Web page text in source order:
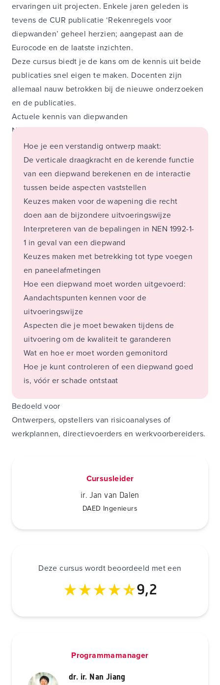
ervaringen uit projecten. Enkele jaren geleden is
tevens de CUR publicatie ‘Rekenregels voor
diepwanden’ geheel herzien; aangepast aan de
Eurocode en de laatste inzichten.
Deze cursus biedt je de kans om de kennis uit beide
publicaties snel eigen te maken. Docenten zijn
allemaal nauw betrokken bij de nieuwe onderzoeken
en de publicaties.
Actuele kennis van diepwanden
Na het volgen van deze cursus weet je:
Hoe je een verstandig ontwerp maakt:
De verticale draagkracht en de kerende functie
van een diepwand berekenen en de interactie
tussen beide aspecten vaststellen
Keuzes maken voor de wapening die recht
doen aan de bijzondere uitvoeringswijze
Interpreteren van de bepalingen in NEN 1992-1-
1 in geval van een diepwand
Keuzes maken met betrekking tot type voegen
en paneelafmetingen
Hoe een diepwand moet worden uitgevoerd:
Aandachtspunten kennen voor de
uitvoeringswijze
Aspecten die je moet bewaken tijdens de
uitvoering om de kwaliteit te garanderen
Wat en hoe er moet worden gemonitord
Hoe je kunt controleren of een diepwand goed
is, vóór er schade ontstaat
Bedoeld voor
Ontwerpers, opstellers van risicoanalyses of
werkplannen, directievoerders en werkvoorbereiders.
Cursusleider
ir. Jan van Dalen
DAED Ingenieurs
Deze cursus wordt beoordeeld met een
9,2
Programmamanager
dr. ir. Nan Jiang